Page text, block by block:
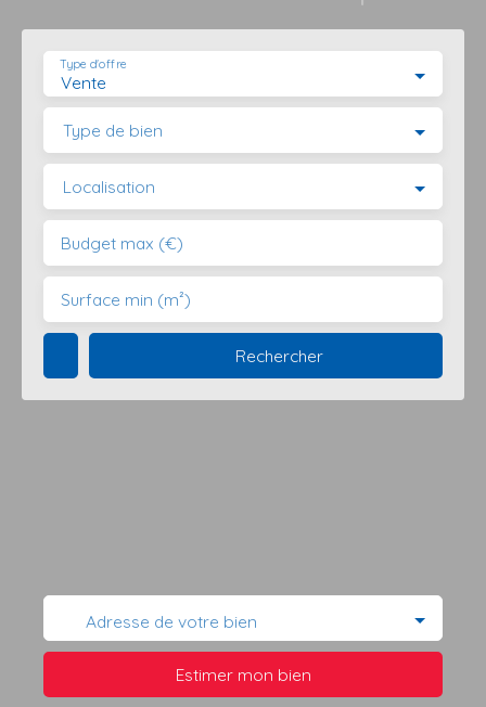
Vente
Type d'offre
Type de bien
Localisation
Budget max (€)
Surface min (m²)
Rechercher
Adresse de votre bien
Estimer mon bien